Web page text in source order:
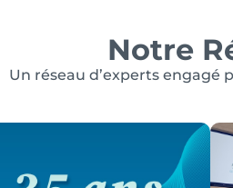
Notre
Un réseau d’experts